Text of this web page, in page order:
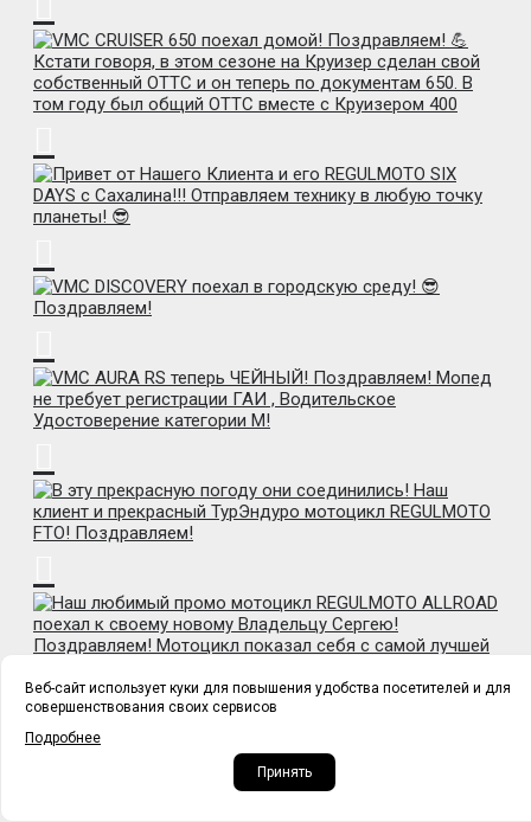
Веб-сайт использует куки для повышения удобства посетителей и для
совершенствования своих сервисов
Подробнее
Принять